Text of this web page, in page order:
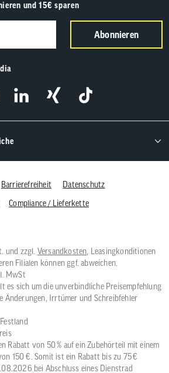
und 15€ sparen
Abonnieren
Barrierefreiheit
Datenschutz
Compliance / Lieferkette
und zzgl. Versandkosten, Leasingkonditionen
Filialen können ggf. abweichen.
MwSt
es sich um die unverbindliche Preisempfehlung
Änderungen, Irrtümer und Schreibfehler
Rabatt von 50 % auf ein Zubehörteil mit einem
150 €. Somit ist ein Rabatt bis zu 75 €
bei Abschluss eines Dienstrad